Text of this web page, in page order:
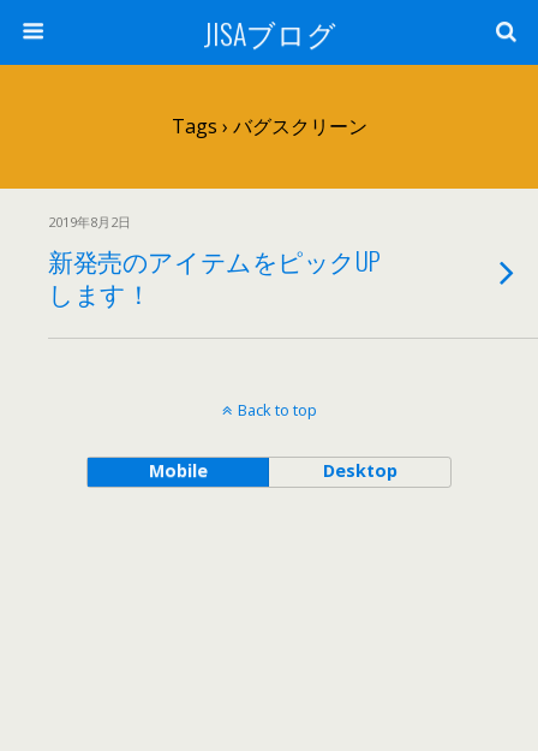
JISAブログ
Tags › バグスクリーン
2019年8月2日
新発売のアイテムをピックUP
します！
Back to top
Mobile Desktop